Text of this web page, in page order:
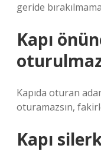
geride
Kapı
Kapıda oturan
oturamazsın,
Kapı